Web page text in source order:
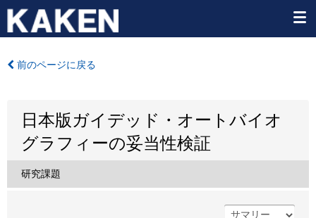
前のページに戻る
日本版ガイデッド・オートバイオ
グラフィーの妥当性検証
研究課題